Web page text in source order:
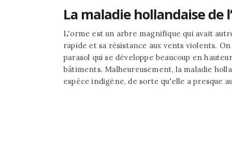
La maladie hollandaise de
L'orme est un arbre magnifique qui avait
rapide et sa résistance aux vents violents.
parasol qui se développe beaucoup en
bâtiments. Malheureusement, la maladie
espèce indigène, de sorte qu'elle a presque